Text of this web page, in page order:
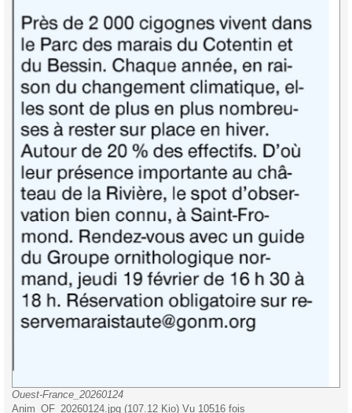
Ouest-France_20260124
Anim_OF_20260124.jpg (107.12 Kio) Vu 10516 fois